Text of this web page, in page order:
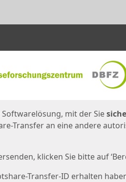
mit der Sie
Transfer an eine andere
klicken Sie bitte auf
Transfer-ID erhalten